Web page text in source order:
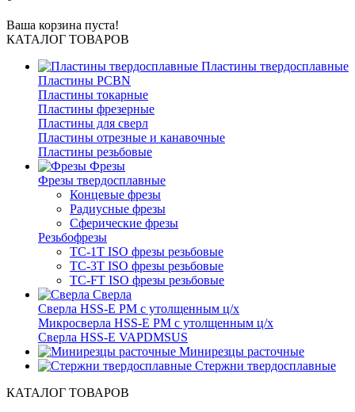
Ваша корзина пуста!
КАТАЛОГ ТОВАРОВ
Пластины твердосплавные
Пластины PCBN
Пластины токарные
Пластины фрезерные
Пластины для сверл
Пластины отрезные и канавочные
Пластины резьбовые
Фрезы
Фрезы твердосплавные
Концевые фрезы
Радиусные фрезы
Сферические фрезы
Резьбофрезы
TC-1T ISO фрезы резьбовые
TC-3T ISO фрезы резьбовые
TC-FT ISO фрезы резьбовые
Сверла
Cверла HSS-E PM c утолщенным ц/х
Микросверла HSS-E PM c утолщенным ц/х
Сверла HSS-E VAPDMSUS
Минирезцы расточные
Cтержни твердосплавные
КАТАЛОГ ТОВАРОВ